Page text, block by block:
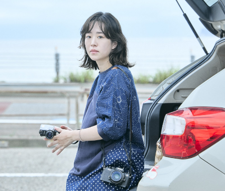
WatchFashion
Gourmet
Cars
ProductCultureLifestyle